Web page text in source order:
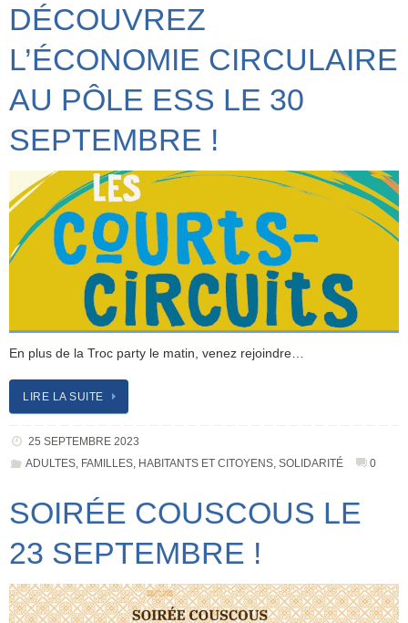
DÉCOUVREZ
L’ÉCONOMIE CIRCULAIRE
AU PÔLE ESS LE 30
SEPTEMBRE !
En plus de la Troc party le matin, venez rejoindre…
LIRE LA SUITE
25 SEPTEMBRE 2023
ADULTES, FAMILLES, HABITANTS ET CITOYENS, SOLIDARITÉ 0
SOIRÉE COUSCOUS LE
23 SEPTEMBRE !